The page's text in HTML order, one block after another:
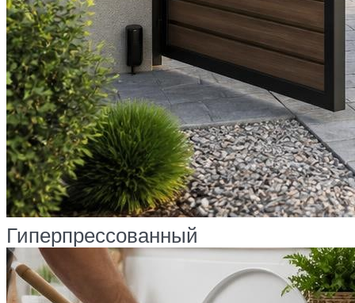
Гиперпрессованный